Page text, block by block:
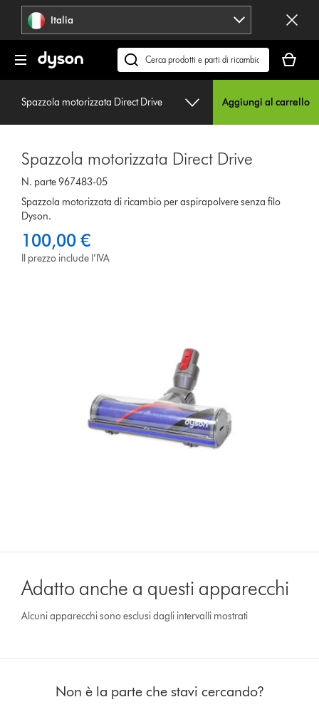
navigazione Italia
Cerca
su
dyson.it
carrello
è
Spazzola motorizzata Direct Drive Aggiungi al carrello
Spazzola motorizzata Direct Drive
N. parte 967483-05
Spazzola motorizzata di ricambio per aspirapolvere senza filo
Dyson.
100,00 €
Il prezzo include l’IVA
Adatto anche a questi apparecchi
Alcuni apparecchi sono esclusi dagli intervalli mostrati
Non è la parte che stavi cercando?